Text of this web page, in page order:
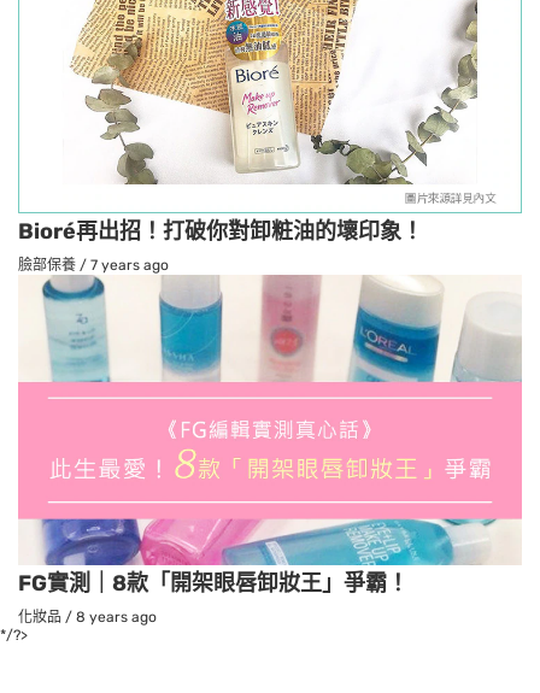
Bioré再出招！打破你對卸粧油的壞印象！
臉部保養 / 7 years ago
FG實測｜8款「開架眼唇卸妝王」爭霸！
化妝品 / 8 years ago
*/?>